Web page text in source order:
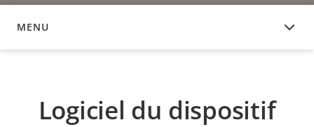
MENU
LOGICIEL DU DISPOSITIF
Logiciel du dispositif